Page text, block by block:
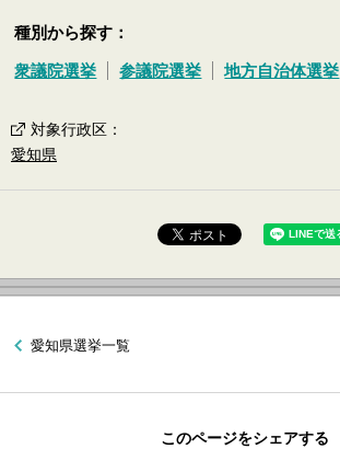
種別から探す：
衆議院選挙 参議院選挙 地方自治体選挙
対象行政区 ：
愛知県
愛知県選挙一覧
このページをシェアする